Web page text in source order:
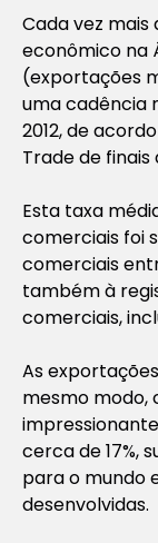
Cada vez
econômico na
(exportações
uma cadência
2012, de
Trade de finais
Esta taxa
comerciais foi
comerciais
também à
comerciais,
As
mesmo modo,
cerca de 17%,
para o mundo
desenvolvidas.